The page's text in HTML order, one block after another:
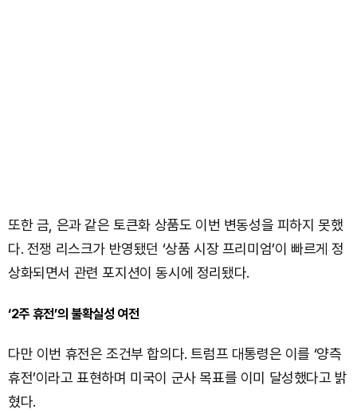
또한 금, 은과 같은 토큰화 상품도 이번 변동성을 피하지 못했
다. 전쟁 리스크가 반영됐던 ‘상품 시장 프리미엄’이 빠르게 정
상화되면서 관련 포지션이 동시에 정리됐다.
‘2주 휴전’의 불확실성 여전
다만 이번 휴전은 조건부 합의다. 트럼프 대통령은 이를 ‘양측
휴전’이라고 표현하며 미국이 군사 목표를 이미 달성했다고 밝
혔다.